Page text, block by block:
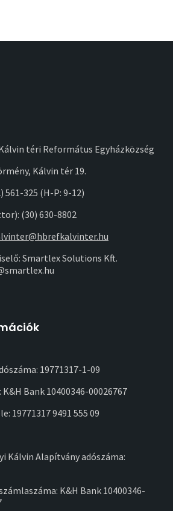
téri Református Egyházközség
Kálvin tér 19.
561-325 (H-P: 9-12)
(30) 630-8802
Smartlex Solutions Kft.
19771317-1-09
Bank 10400346-00026767
19771317 9491 555 09
Kálvin Alapítvány adószáma:
K&H Bank 10400346-